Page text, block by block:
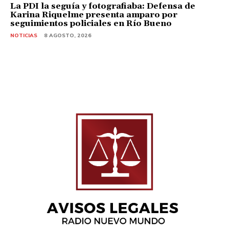
La PDI la seguía y fotografiaba: Defensa de
Karina Riquelme presenta amparo por
seguimientos policiales en Río Bueno
NOTICIAS 8 AGOSTO, 2026